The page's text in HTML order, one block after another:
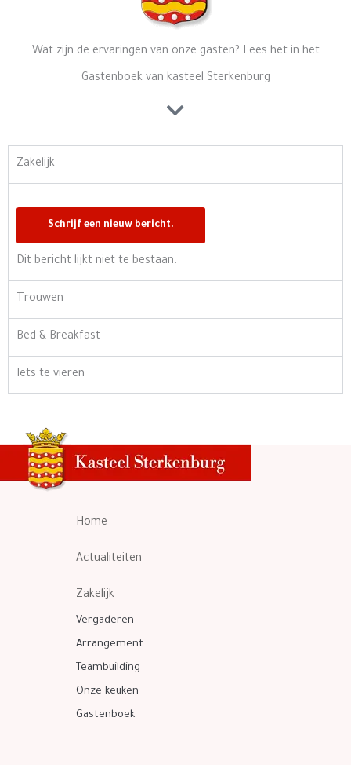
Wat zijn de ervaringen van onze gasten? Lees het in het
Gastenboek van kasteel Sterkenburg
Zakelijk
Dit bericht lijkt niet te bestaan.
Trouwen
Bed & Breakfast
Iets te vieren
Home
Actualiteiten
Zakelijk
Vergaderen
Arrangement
Teambuilding
Onze keuken
Gastenboek